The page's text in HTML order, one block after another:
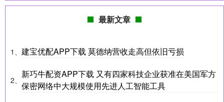
最新文章
1、 建宝优配APP下载 莫德纳营收走高但依旧亏损
2、
新巧牛配资APP下载 又有四家科技企业获准在美国军方
保密网络中大规模使用先进人工智能工具